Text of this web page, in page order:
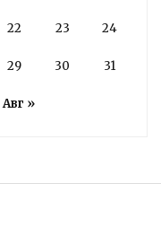
Авг »
22 23 24
29 30 31